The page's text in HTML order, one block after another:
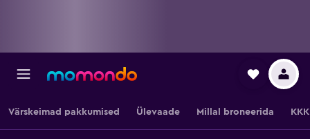
Värskeimad pakkumised Ülevaade Millal broneerida KKK